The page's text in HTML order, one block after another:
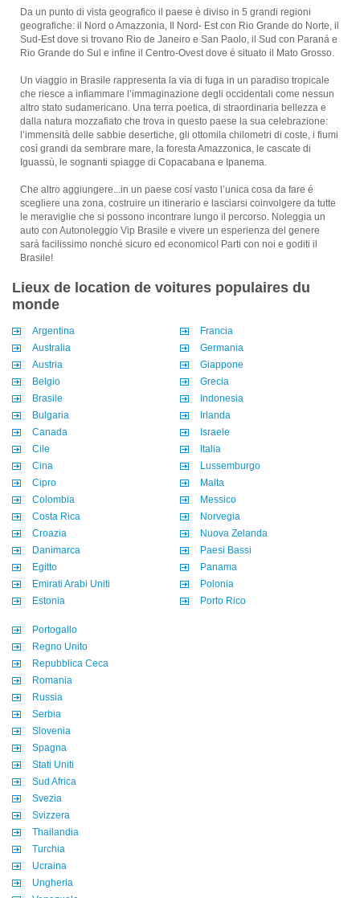
Da un punto di vista geografico il paese è diviso in 5 grandi regioni
geografiche: il Nord o Amazzonia, Il Nord- Est con Rio Grande do Norte, il
Sud-Est dove si trovano Rio de Janeiro e San Paolo, il Sud con Paraná e
Rio Grande do Sul e infine il Centro-Ovest dove é situato il Mato Grosso.
Un viaggio in Brasile rappresenta la via di fuga in un paradiso tropicale
che riesce a infiammare l’immaginazione degli occidentali come nessun
altro stato sudamericano. Una terra poetica, di straordinaria bellezza e
dalla natura mozzafiato che trova in questo paese la sua celebrazione:
l’immensità delle sabbie desertiche, gli ottomila chilometri di coste, i fiumi
così grandi da sembrare mare, la foresta Amazzonica, le cascate di
Iguassù, le sognanti spiagge di Copacabana e Ipanema.
Che altro aggiungere...in un paese cosí vasto l’unica cosa da fare é
scegliere una zona, costruire un itinerario e lasciarsi coinvolgere da tutte
le meraviglie che si possono incontrare lungo il percorso. Noleggia un
auto con Autonoleggio Vip Brasile e vivere un esperienza del genere
sará facilissimo nonché sicuro ed economico! Parti con noi e goditi il
Brasile!
Lieux de location de voitures populaires du
monde
Argentina
Australia
Austria
Belgio
Brasile
Bulgaria
Canada
Cile
Cina
Cipro
Colombia
Costa Rica
Croazia
Danimarca
Egitto
Emirati Arabi Uniti
Estonia
Francia
Germania
Giappone
Grecia
Indonesia
Irlanda
Israele
Italia
Lussemburgo
Malta
Messico
Norvegia
Nuova Zelanda
Paesi Bassi
Panama
Polonia
Porto Rico
Portogallo
Regno Unito
Repubblica Ceca
Romania
Russia
Serbia
Slovenia
Spagna
Stati Uniti
Sud Africa
Svezia
Svizzera
Thailandia
Turchia
Ucraina
Ungheria